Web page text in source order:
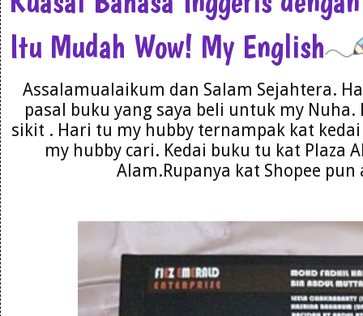
Itu Mudah Wow! My English
Assalamualaikum dan Salam Sejahtera.
pasal buku yang saya beli untuk my
sikit . Hari tu my hubby ternampak kat
my hubby cari. Kedai buku tu kat Plaza
Alam.Rupanya kat Shopee pun